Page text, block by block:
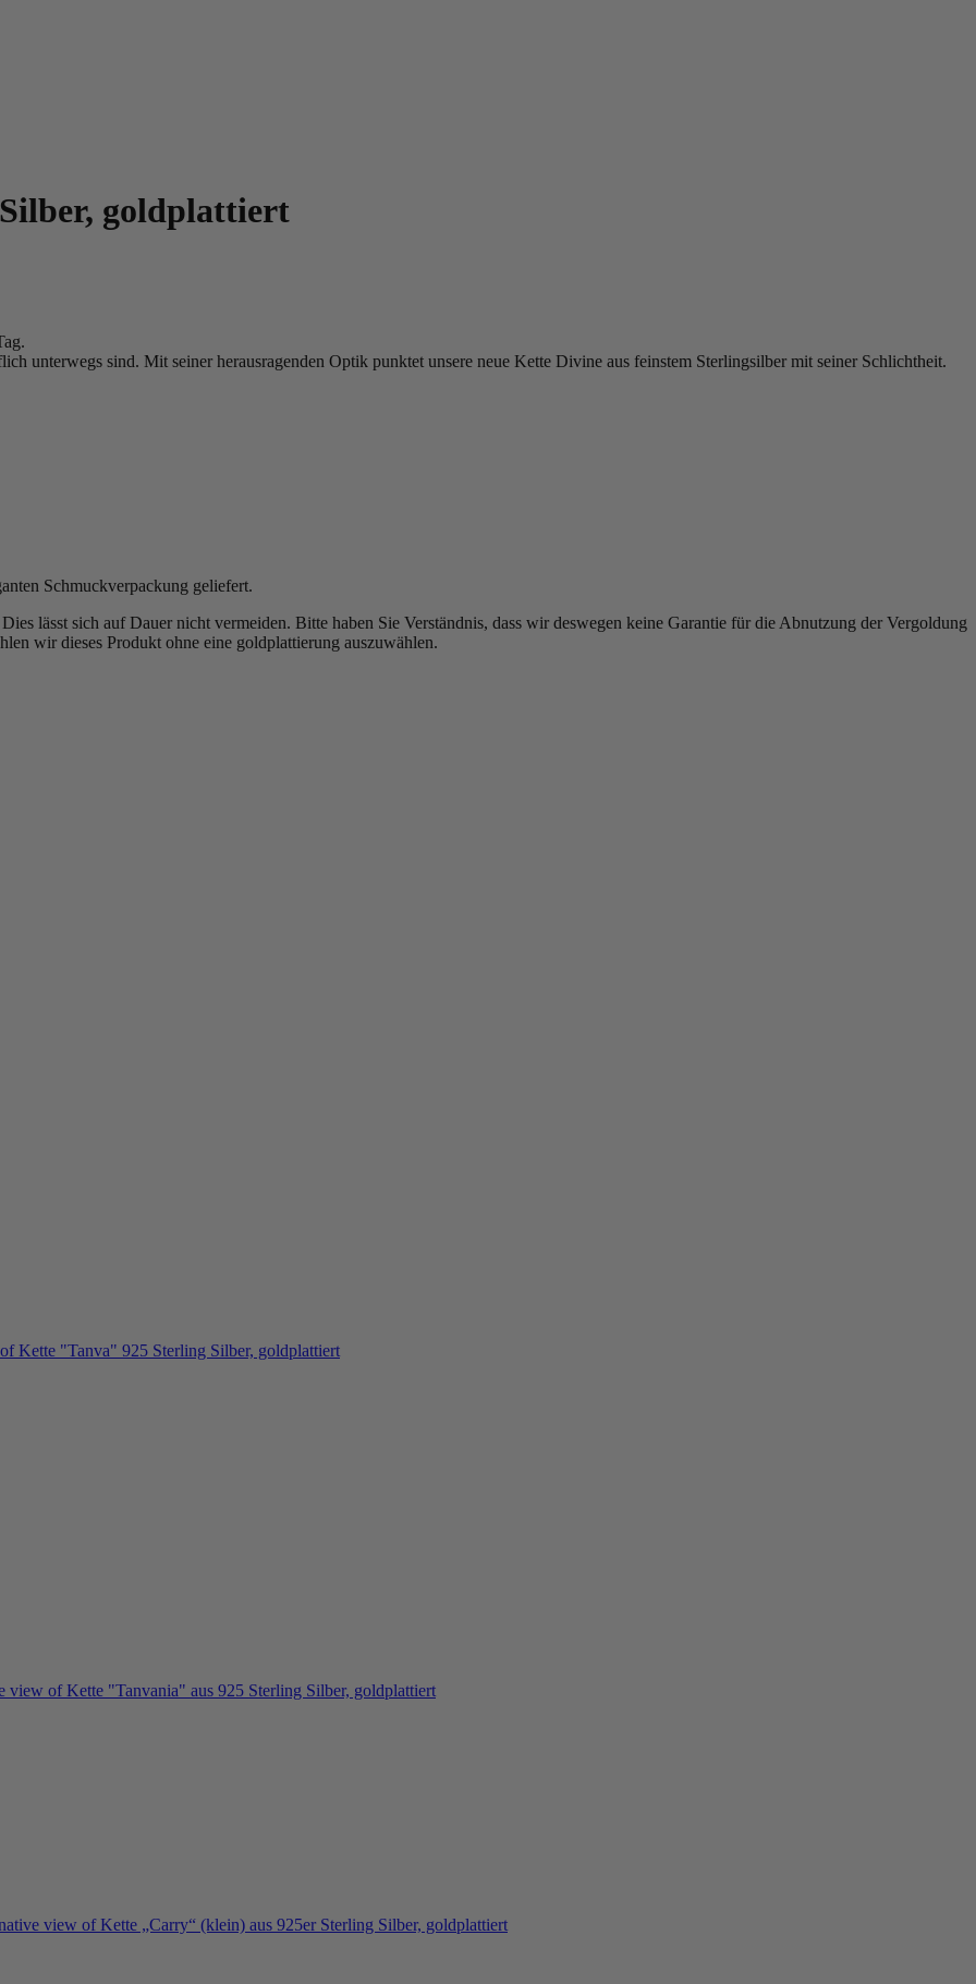
goldplattiert
unterwegs sind. Mit seiner herausragenden Optik punktet unsere neue Kette Divine aus feinstem Sterlingsilber mit seiner Schlichtheit.
Schmuckverpackung geliefert.
lässt sich auf Dauer nicht vermeiden. Bitte haben Sie Verständnis, dass wir deswegen keine Garantie für die Abnutzung der Vergoldung
wir dieses Produkt ohne eine goldplattierung auszuwählen.